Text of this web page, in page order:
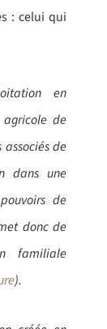
: celui qui
en
agricole de
de
dans une
de
donc de
familiale
).